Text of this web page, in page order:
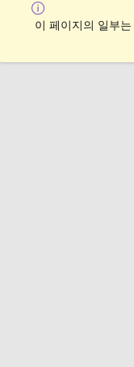
이 페이지의 일부